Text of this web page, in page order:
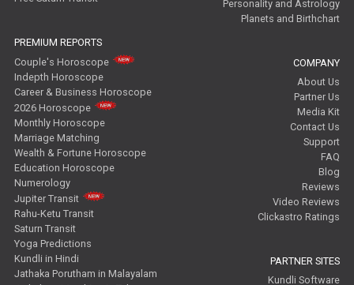
PREMIUM REPORTS
Couple's Horoscope
Indepth Horoscope
Career & Business Horoscope
2026 Horoscope
Monthly Horoscope
Marriage Matching
Wealth & Fortune Horoscope
Education Horoscope
Numerology
Jupiter Transit
Rahu-Ketu Transit
Saturn Transit
Yoga Predictions
Kundli in Hindi
Jathaka Porutham in Malayalam
Personality and Astrology
Planets and Birthchart
COMPANY
About Us
Partner Us
Media Kit
Contact Us
Support
FAQ
Blog
Reviews
Video Reviews
Clickastro Ratings
PARTNER SITES
Kundli Software